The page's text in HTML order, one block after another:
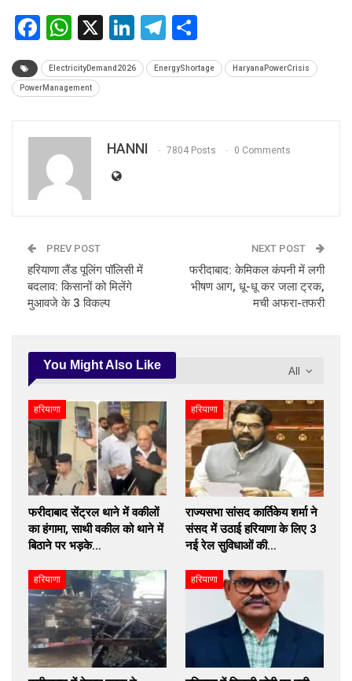
Facebook
WhatsApp
X LinkedIn
Telegram
ElectricityDemand2026 EnergyShortage HaryanaPowerCrisis
PowerManagement
HANNI 7804 Posts 0 Comments
PREV POST
हरियाणा लैंड पूलिंग पॉलिसी में
बदलाव: किसानों को मिलेंगे
मुआवजे के 3 विकल्प
NEXT POST
फरीदाबाद: केमिकल कंपनी में लगी
भीषण आग, धू-धू कर जला ट्रक,
मची अफरा-तफरी
All
You Might Also Like
हरियाणा
फरीदाबाद सेंट्रल थाने में वकीलों
का हंगामा, साथी वकील को थाने में
बिठाने पर भड़के…
हरियाणा
राज्यसभा सांसद कार्तिकेय शर्मा ने
संसद में उठाई हरियाणा के लिए 3
नई रेल सुविधाओं की…
हरियाणा हरियाणा